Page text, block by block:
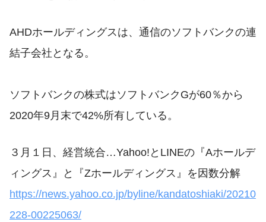
AHDホールディングスは、通信のソフトバンクの連
結子会社となる。
ソフトバンクの株式はソフトバンクGが60％から
2020年9月末で42%所有している。
３月１日、経営統合…Yahoo!とLINEの『Aホールデ
ィングス』と『Zホールディングス』を因数分解
https://news.yahoo.co.jp/byline/kandatoshiaki/20210
228-00225063/